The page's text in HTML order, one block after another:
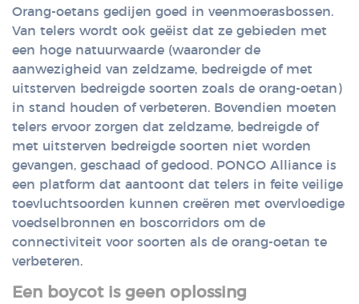
Orang-oetans gedijen goed in veenmoerasbossen.
Van telers wordt ook geëist dat ze gebieden met
een hoge natuurwaarde (waaronder de
aanwezigheid van zeldzame, bedreigde of met
uitsterven bedreigde soorten zoals de orang-oetan)
in stand houden of verbeteren. Bovendien moeten
telers ervoor zorgen dat zeldzame, bedreigde of
met uitsterven bedreigde soorten niet worden
gevangen, geschaad of gedood. PONGO Alliance is
een platform dat aantoont dat telers in feite veilige
toevluchtsoorden kunnen creëren met overvloedige
voedselbronnen en boscorridors om de
connectiviteit voor soorten als de orang-oetan te
verbeteren.
Een boycot is geen oplossing